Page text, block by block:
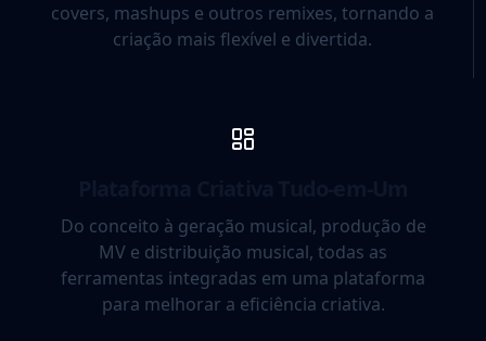
covers, mashups e outros remixes, tornando a
criação mais flexível e divertida.
Do conceito à geração musical, produção de
MV e distribuição musical, todas as
ferramentas integradas em uma plataforma
para melhorar a eficiência criativa.